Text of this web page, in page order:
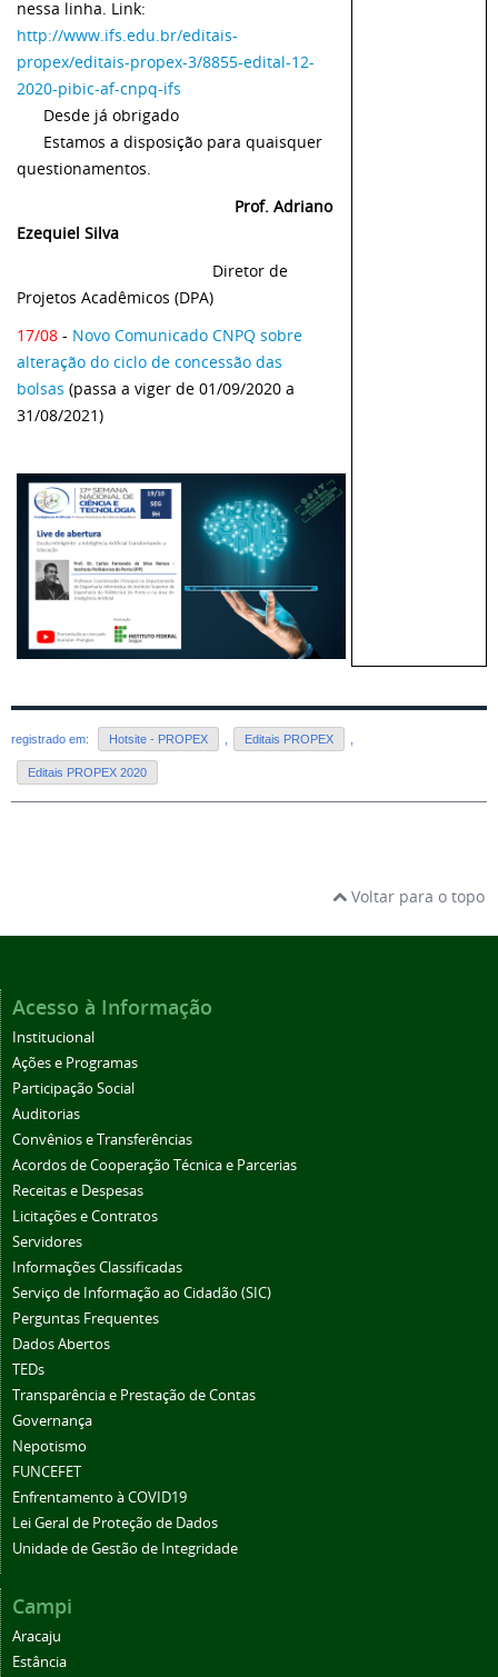
nessa linha. Link:
http://www.ifs.edu.br/editais-
propex/editais-propex-3/8855-edital-12-
2020-pibic-af-cnpq-ifs
Desde já obrigado
Estamos a disposição para quaisquer
questionamentos.
Prof. Adriano
Ezequiel Silva
Diretor de
Projetos Acadêmicos (DPA)
17/08 - Novo Comunicado CNPQ sobre
alteração do ciclo de concessão das
bolsas (passa a viger de 01/09/2020 a
31/08/2021)
registrado em: Hotsite - PROPEX Editais PROPEX
Editais PROPEX 2020
Voltar para o topo
Acesso à Informação
Institucional
Ações e Programas
Participação Social
Auditorias
Convênios e Transferências
Acordos de Cooperação Técnica e Parcerias
Receitas e Despesas
Licitações e Contratos
Servidores
Informações Classificadas
Serviço de Informação ao Cidadão (SIC)
Perguntas Frequentes
Dados Abertos
TEDs
Transparência e Prestação de Contas
Governança
Nepotismo
FUNCEFET
Enfrentamento à COVID19
Lei Geral de Proteção de Dados
Unidade de Gestão de Integridade
Campi
Aracaju
Estância